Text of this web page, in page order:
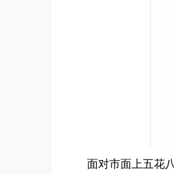
面对市面上五花